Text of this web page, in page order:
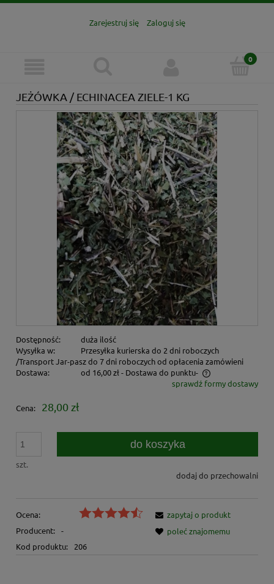
Zarejestruj się Zaloguj się
JEŻÓWKA / ECHINACEA ZIELE-1 KG
Dostępność:
duża ilość
Wysyłka w:
Przesyłka kurierska do 2 dni roboczych
/Transport Jar-pasz do 7 dni roboczych od opłacenia zamówieni
Dostawa:
od 16,00 zł - Dostawa do punktu-
Cena nie zawiera ewentualnych kosztów płatnościsprawdź formy dostawy
Cena: 28,00 zł
szt.
do koszyka
dodaj do przechowalni
Ocena:
Producent: -
Kod produktu:
206
zapytaj o produkt
poleć znajomemu